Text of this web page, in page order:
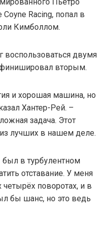
Пьетро
Racing, попал в
Кимболлом.
воспользоваться двумя
финишировал вторым.
и хорошая машина, но
Хантер-Рей. –
задача. Этот
лучших в нашем деле.
был в турбулентном
отставание. У меня
поворотах, и в
бы шанс, но это ведь